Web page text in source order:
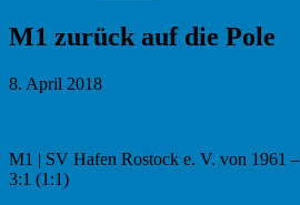
M1 zurück auf die Pole
8. April 2018
M1 | SV Hafen Rostock e. V. von 1961
3:1 (1:1)